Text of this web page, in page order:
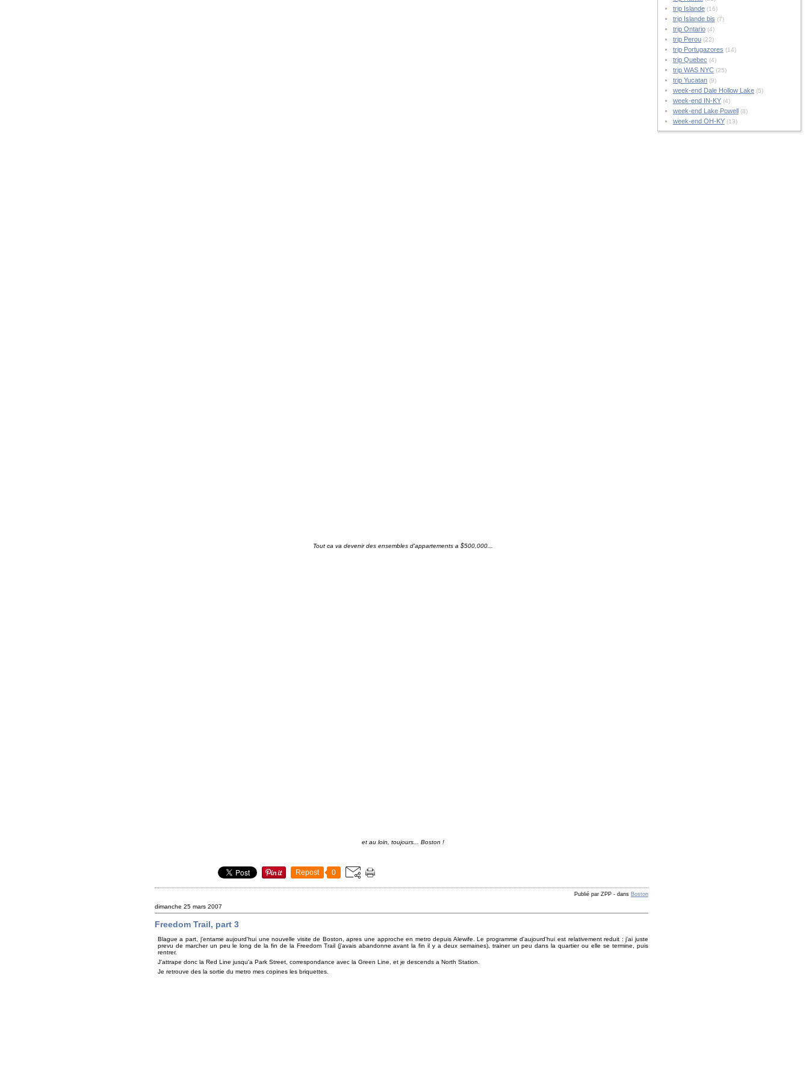
Tout ca va devenir des ensembles d'appartements a $500,000...
et au loin, toujours... Boston !
Repost 0
Publié par ZPP -dans Boston
dimanche 25 mars 2007
Freedom Trail, part 3
Blague a part, j'entame aujourd'hui une nouvelle visite de Boston, apres une approche en metro depuis Alewife. Le programme d'aujourd'hui est relativement reduit : j'ai juste
prevu de marcher un peu le long de la fin de la Freedom Trail (j'avais abandonne avant la fin il y a deux semaines), trainer un peu dans la quartier ou elle se termine, puis
rentrer.
J'attrape donc la Red Line jusqu'a Park Street, correspondance avec la Green Line, et je descends a North Station.
Je retrouve des la sortie du metro mes copines les briquettes.
trip Islande(16)
trip Islande bis (7)
trip Ontario(4)
trip Perou(22)
trip Portugazores (14)
trip Quebec (4)
trip WAS NYC(25)
trip Yucatan(9)
week-end Dale Hollow Lake(5)
week-end IN-KY(4)
week-end Lake Powell (8)
week-end OH-KY(13)